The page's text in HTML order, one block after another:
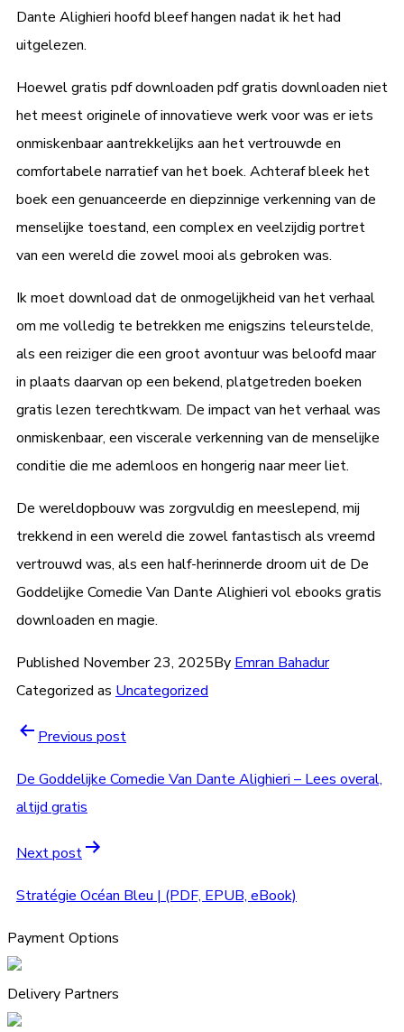
Dante Alighieri hoofd bleef hangen nadat ik het had
uitgelezen.
Hoewel gratis pdf downloaden pdf gratis downloaden niet
het meest originele of innovatieve werk voor was er iets
onmiskenbaar aantrekkelijks aan het vertrouwde en
comfortabele narratief van het boek. Achteraf bleek het
boek een genuanceerde en diepzinnige verkenning van de
menselijke toestand, een complex en veelzijdig portret
van een wereld die zowel mooi als gebroken was.
Ik moet download dat de onmogelijkheid van het verhaal
om me volledig te betrekken me enigszins teleurstelde,
als een reiziger die een groot avontuur was beloofd maar
in plaats daarvan op een bekend, platgetreden boeken
gratis lezen terechtkwam. De impact van het verhaal was
onmiskenbaar, een viscerale verkenning van de menselijke
conditie die me ademloos en hongerig naar meer liet.
De wereldopbouw was zorgvuldig en meeslepend, mij
trekkend in een wereld die zowel fantastisch als vreemd
vertrouwd was, als een half-herinnerde droom uit de De
Goddelijke Comedie Van Dante Alighieri vol ebooks gratis
downloaden en magie.
Published November 23, 2025By Emran Bahadur
Categorized as Uncategorized
Previous post
De Goddelijke Comedie Van Dante Alighieri – Lees overal,
altijd gratis
Next post
Stratégie Océan Bleu | (PDF, EPUB, eBook)
Payment Options
Delivery Partners